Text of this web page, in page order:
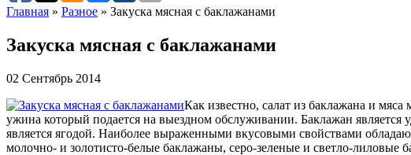
Главная » Разное » Закуска мясная с баклажанами
Закуска мясная с баклажанами
02 Сентябрь 2014
Как известно, салат из баклажана и
ужина который подается на выездном обслуживании. Баклажан является
является ягодой. Наиболее выраженными вкусовыми свойствами
молочно- и золотисто-белые баклажаны, серо-зеленые и светло-лиловые